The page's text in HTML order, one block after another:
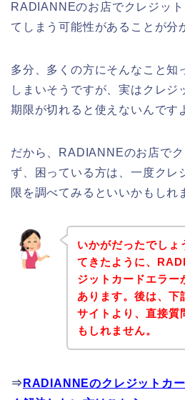
RADIANNEのお店でクレジッ
てしまう可能性があることが分
多分、多くの方にそんなこと知
しまいそうですが、実はクレジ
期限が切れると使えないんです
だから、RADIANNEのお店で
ず、困っている方は、一度クレ
限を調べてみるといいかもしれ
いかがだったでしょ
てきたように、
ジットカードエラー
あります。後は、
サイトより、直接質
もしれません。
⇒ RADIANNEのクレジットカ